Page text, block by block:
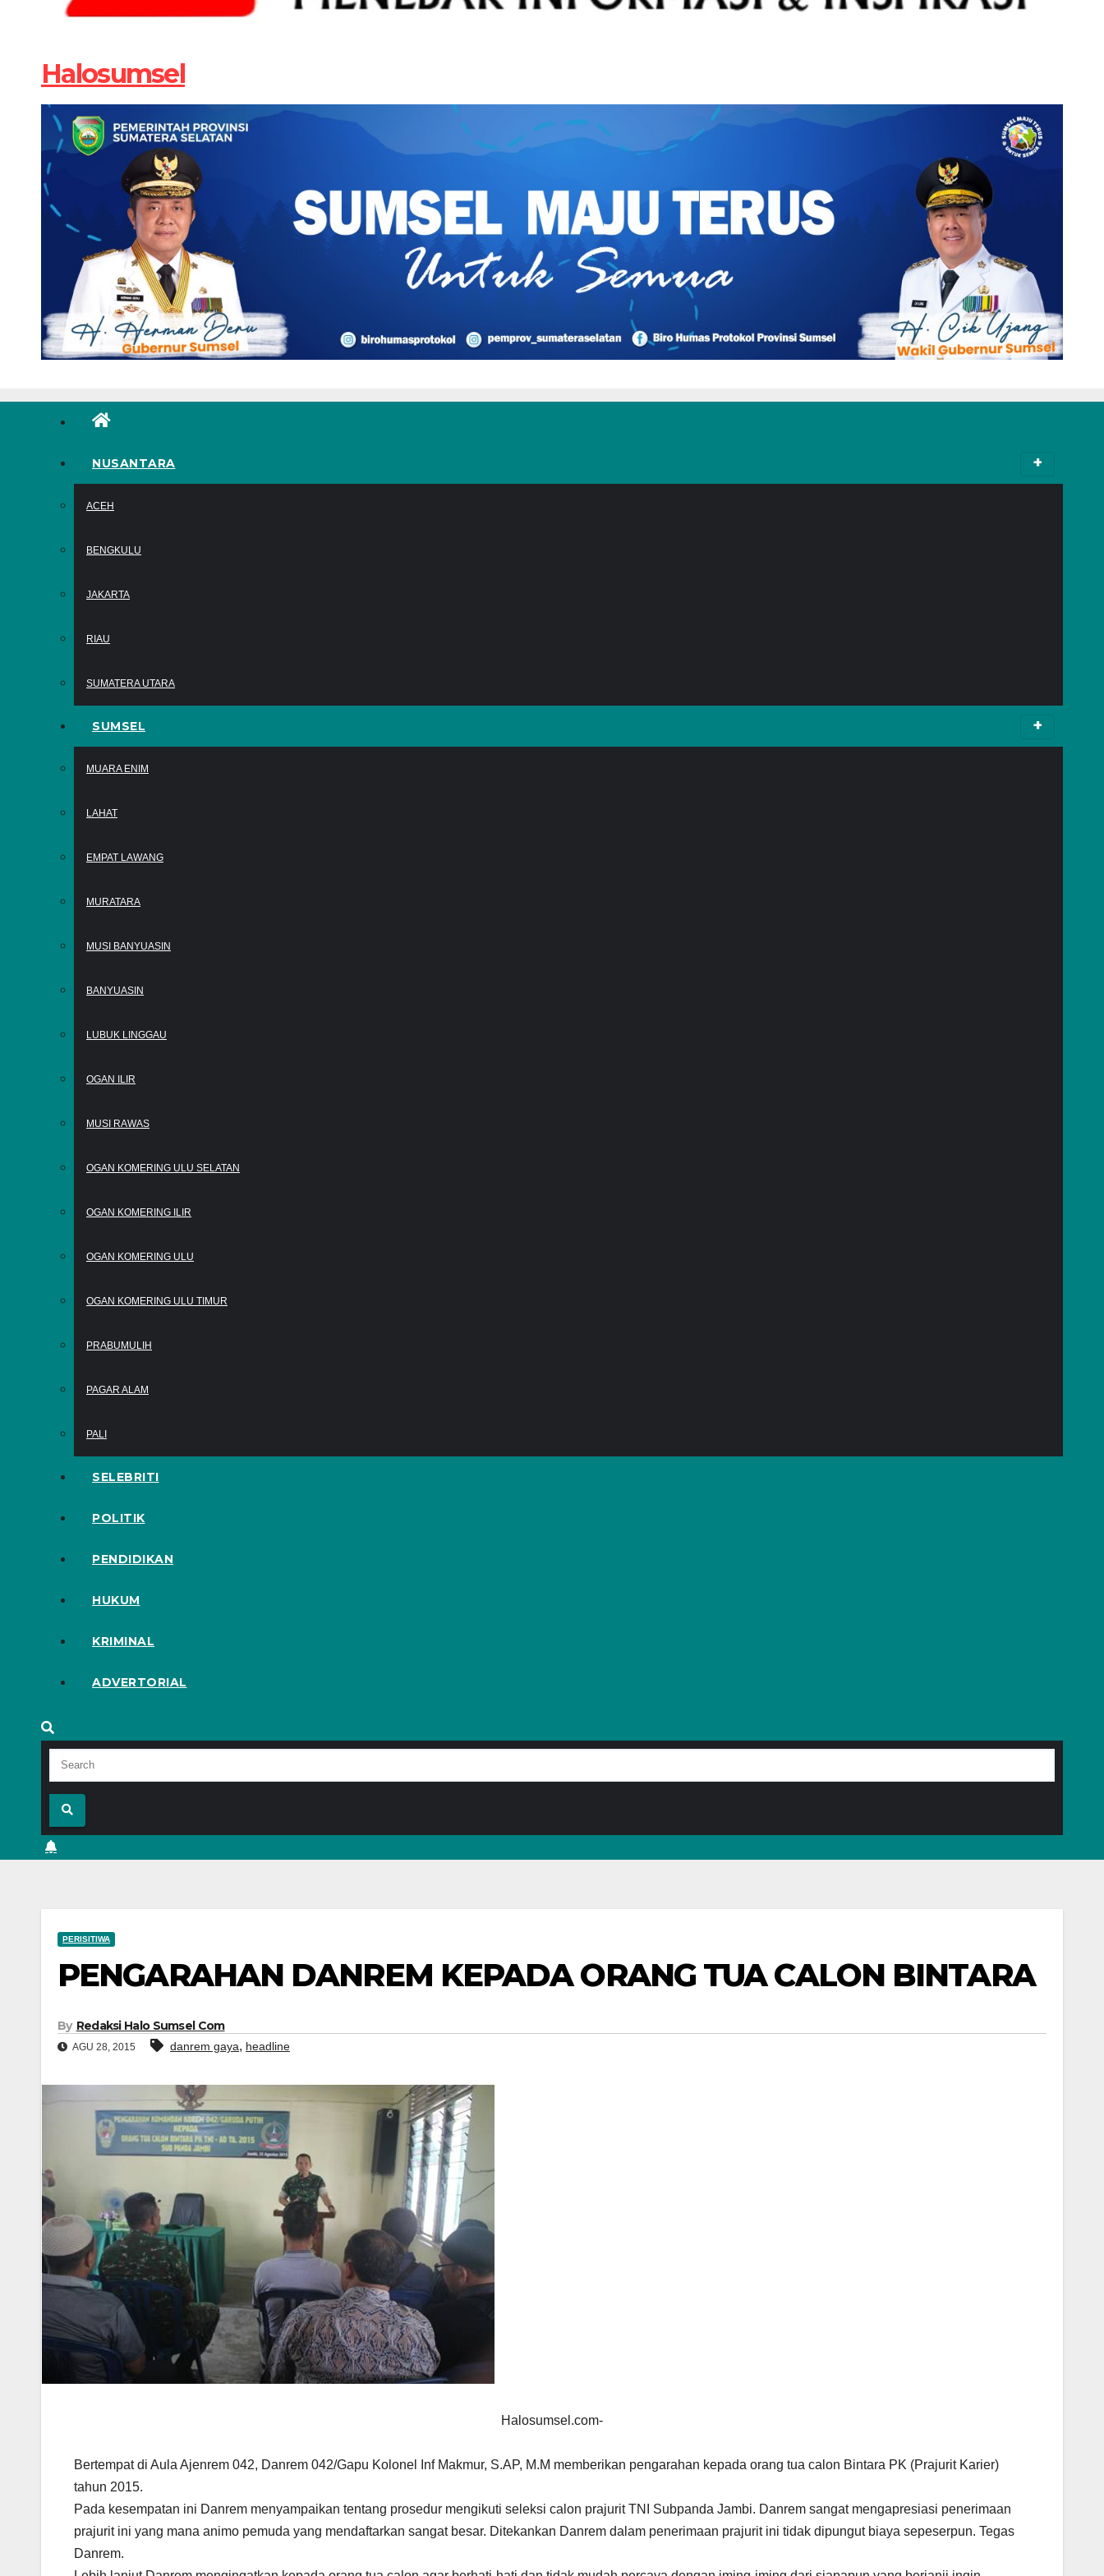
Halosumsel
NUSANTARA
ACEH
BENGKULU
JAKARTA
RIAU
SUMATERA UTARA
SUMSEL
MUARA ENIM
LAHAT
EMPAT LAWANG
MURATARA
MUSI BANYUASIN
BANYUASIN
LUBUK LINGGAU
OGAN ILIR
MUSI RAWAS
OGAN KOMERING ULU SELATAN
OGAN KOMERING ILIR
OGAN KOMERING ULU
OGAN KOMERING ULU TIMUR
PRABUMULIH
PAGAR ALAM
PALI
SELEBRITI
POLITIK
PENDIDIKAN
HUKUM
KRIMINAL
ADVERTORIAL
PERISITIWA
PENGARAHAN DANREM KEPADA ORANG TUA CALON BINTARA
By Redaksi Halo Sumsel Com
AGU 28, 2015 danrem gaya, headline
Halosumsel.com-
Bertempat di Aula Ajenrem 042, Danrem 042/Gapu Kolonel Inf Makmur, S.AP, M.M memberikan pengarahan kepada orang tua calon Bintara PK (Prajurit Karier)
tahun 2015.
Pada kesempatan ini Danrem menyampaikan tentang prosedur mengikuti seleksi calon prajurit TNI Subpanda Jambi. Danrem sangat mengapresiasi penerimaan
prajurit ini yang mana animo pemuda yang mendaftarkan sangat besar. Ditekankan Danrem dalam penerimaan prajurit ini tidak dipungut biaya sepeserpun. Tegas
Danrem.